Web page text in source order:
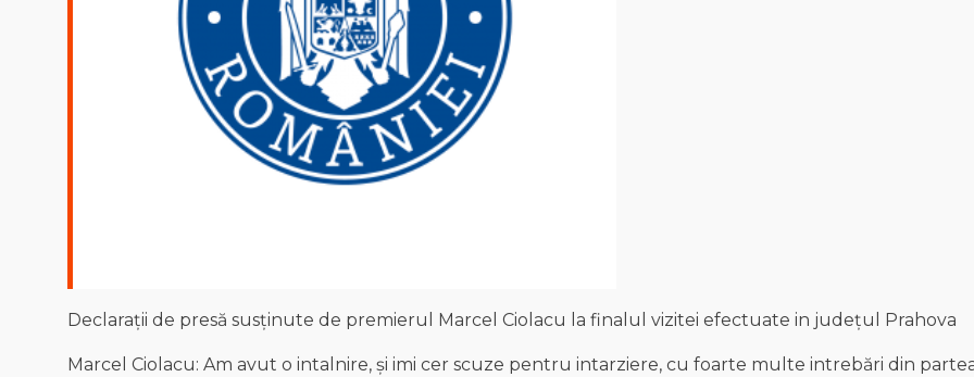
Declarații de presă susținute de premierul Marcel Ciolacu la finalul vizitei efectuate in județul Prahova
Marcel Ciolacu: Am avut o intalnire, și imi cer scuze pentru intarziere, cu foarte multe intrebări din